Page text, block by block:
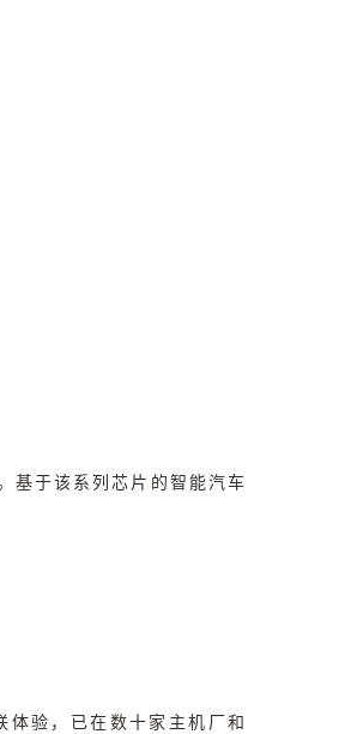
基于该系列芯片的智能汽车
验，已在数十家主机厂和